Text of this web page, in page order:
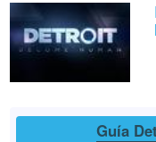
Guía